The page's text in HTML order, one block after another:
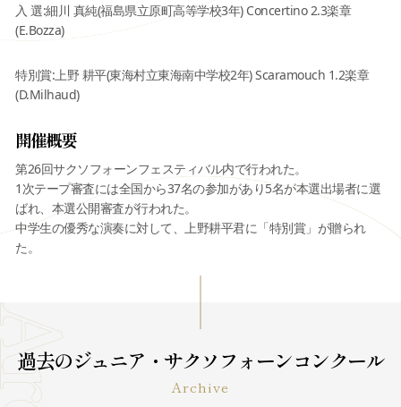
入 選:細川 真純(福島県立原町高等学校3年) Concertino 2.3楽章
(E.Bozza)
特別賞:上野 耕平(東海村立東海南中学校2年) Scaramouch 1.2楽章
(D.Milhaud)
開催概要
第26回サクソフォーンフェスティバル内で行われた。
1次テープ審査には全国から37名の参加があり5名が本選出場者に選
ばれ、本選公開審査が行われた。
中学生の優秀な演奏に対して、上野耕平君に「特別賞」が贈られ
た。
過去のジュニア・サクソフォーンコンクール
Archive